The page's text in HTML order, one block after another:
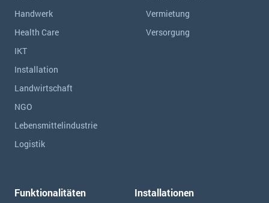
Handwerk
Health Care
IKT
Installation
Landwirtschaft
NGO
Lebensmittelindustrie
Logistik
Vermietung
Versorgung
Funktionalitäten Installationen